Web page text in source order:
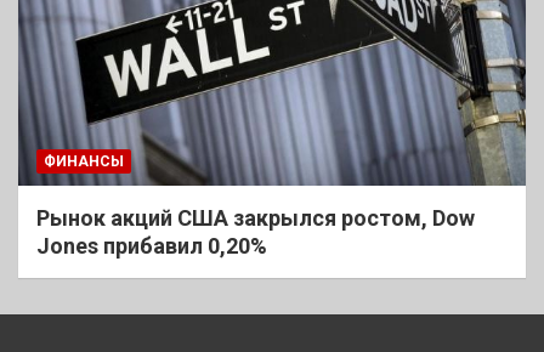
ФИНАНСЫ
Рынок акций США закрылся ростом, Dow
Jones прибавил 0,20%